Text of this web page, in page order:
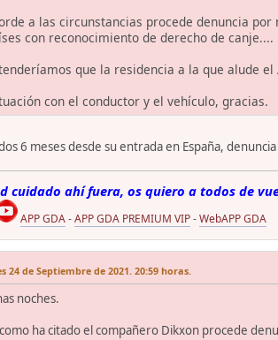
a las circunstancias procede denuncia
con reconocimiento de derecho de canje....
que la residencia a la que alude
con el conductor y el vehículo, gracias.
6 meses desde su entrada en España,
cuidado ahí fuera, os quiero a todos de
APP GDA-APP GDA PREMIUM VIP-WebAPP GDA
24 de Septiembre de 2021. 20:59 horas.
noches.
como ha citado el compañero Dikxon procede